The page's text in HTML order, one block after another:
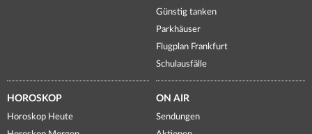
Günstig tanken
Parkhäuser
Flugplan Frankfurt
Schulausfälle
HOROSKOP
Horoskop Heute
ON AIR
Sendungen